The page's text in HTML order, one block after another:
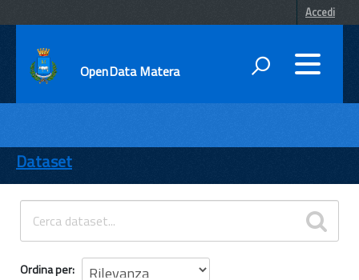
Accedi
OpenData Matera
ENTI
TEMI
INFORMAZIONI
Dataset
Ordina per